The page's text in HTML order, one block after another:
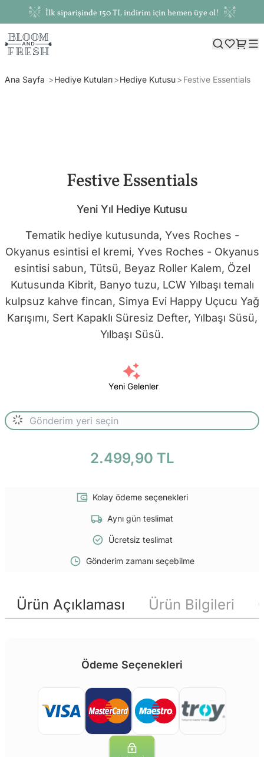
İlk siparişinde 150 TL indirim için hemen üye ol!
Ana Sayfa Hediye Kutuları Hediye Kutusu Festive Essentials
Festive Essentials
Yeni Yıl Hediye Kutusu
Tematik hediye kutusunda, Yves Roches -
Okyanus esintisi el kremi, Yves Roches - Okyanus
esintisi sabun, Tütsü, Beyaz Roller Kalem, Özel
Kutusunda Kibrit, Banyo tuzu, LCW Yılbaşı temalı
kulpsuz kahve fincan, Simya Evi Happy Uçucu Yağ
Karışımı, Sert Kapaklı Süresiz Defter, Yılbaşı Süsü,
Yılbaşı Süsü.
Yeni Gelenler
2.499,90 TL
Kolay ödeme seçenekleri
Aynı gün teslimat
Ücretsiz teslimat
Gönderim zamanı seçebilme
Ürün Açıklaması Ürün Bilgileri
Ödeme Seçenekleri